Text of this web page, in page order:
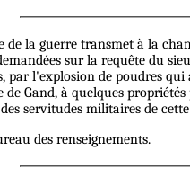
de la guerre transmet à la
sur la requête du
par l'explosion de poudres
de Gand, à quelques
servitudes militaires de
des renseignements.